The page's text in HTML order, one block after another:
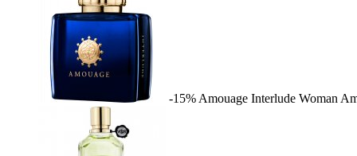
-15% Amouage Interlude Woman